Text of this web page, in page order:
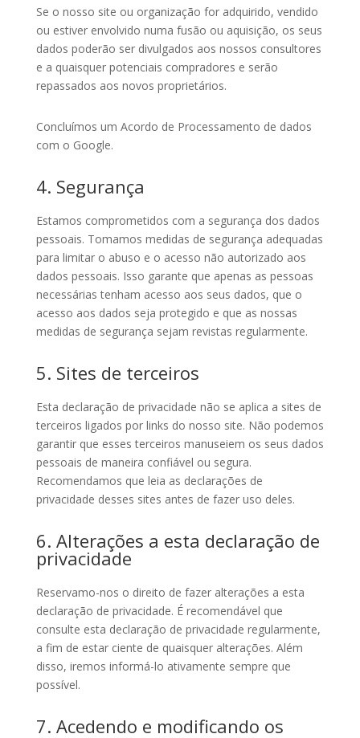
Se o nosso site ou organização for adquirido, vendido
ou estiver envolvido numa fusão ou aquisição, os seus
dados poderão ser divulgados aos nossos consultores
e a quaisquer potenciais compradores e serão
repassados ​​aos novos proprietários.
Concluímos um Acordo de Processamento de dados
com o Google.
4. Segurança
Estamos comprometidos com a segurança dos dados
pessoais. Tomamos medidas de segurança adequadas
para limitar o abuso e o acesso não autorizado aos
dados pessoais. Isso garante que apenas as pessoas
necessárias tenham acesso aos seus dados, que o
acesso aos dados seja protegido e que as nossas
medidas de segurança sejam revistas regularmente.
5. Sites de terceiros
Esta declaração de privacidade não se aplica a sites de
terceiros ligados por links do nosso site. Não podemos
garantir que esses terceiros manuseiem os seus dados
pessoais de maneira confiável ou segura.
Recomendamos que leia as declarações de
privacidade desses sites antes de fazer uso deles.
6. Alterações a esta declaração de
privacidade
Reservamo-nos o direito de fazer alterações a esta
declaração de privacidade. É recomendável que
consulte esta declaração de privacidade regularmente,
a fim de estar ciente de quaisquer alterações. Além
disso, iremos informá-lo ativamente sempre que
possível.
7. Acedendo e modificando os